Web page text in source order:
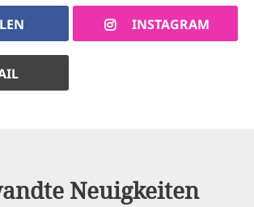
INSTAGRAM
Neuigkeiten